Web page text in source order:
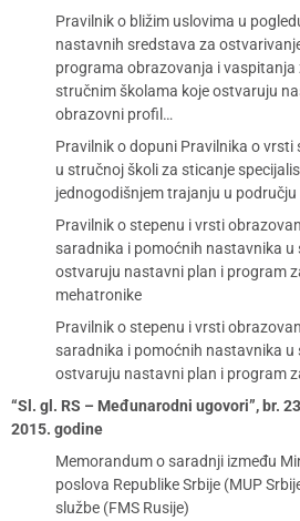
Pravilnik o bližim uslovima u
nastavnih sredstava za
programa obrazovanja i vaspitanja
stručnim školama koje ostvaruju
obrazovni profil…
Pravilnik o dopuni Pravilnika o
u stručnoj školi za sticanje
jednogodišnjem trajanju u
Pravilnik o stepenu i vrsti
saradnika i pomoćnih nastavnika
ostvaruju nastavni plan i program
mehatronike
Pravilnik o stepenu i vrsti
saradnika i pomoćnih nastavnika
ostvaruju nastavni plan i program
“Sl. gl. RS – Međunarodni ugovori”, br.
2015. godine
Memorandum o saradnji između
poslova Republike Srbije (MUP
službe (FMS Rusije)